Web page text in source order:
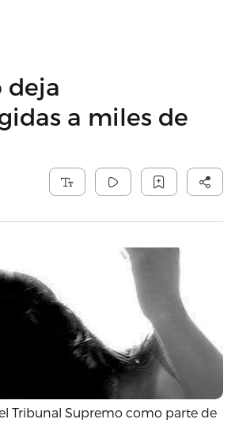
deja
a miles de
Tribunal Supremo como parte de